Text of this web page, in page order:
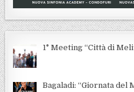
1° Meeting “Città di
Bagaladi: “Giornata del